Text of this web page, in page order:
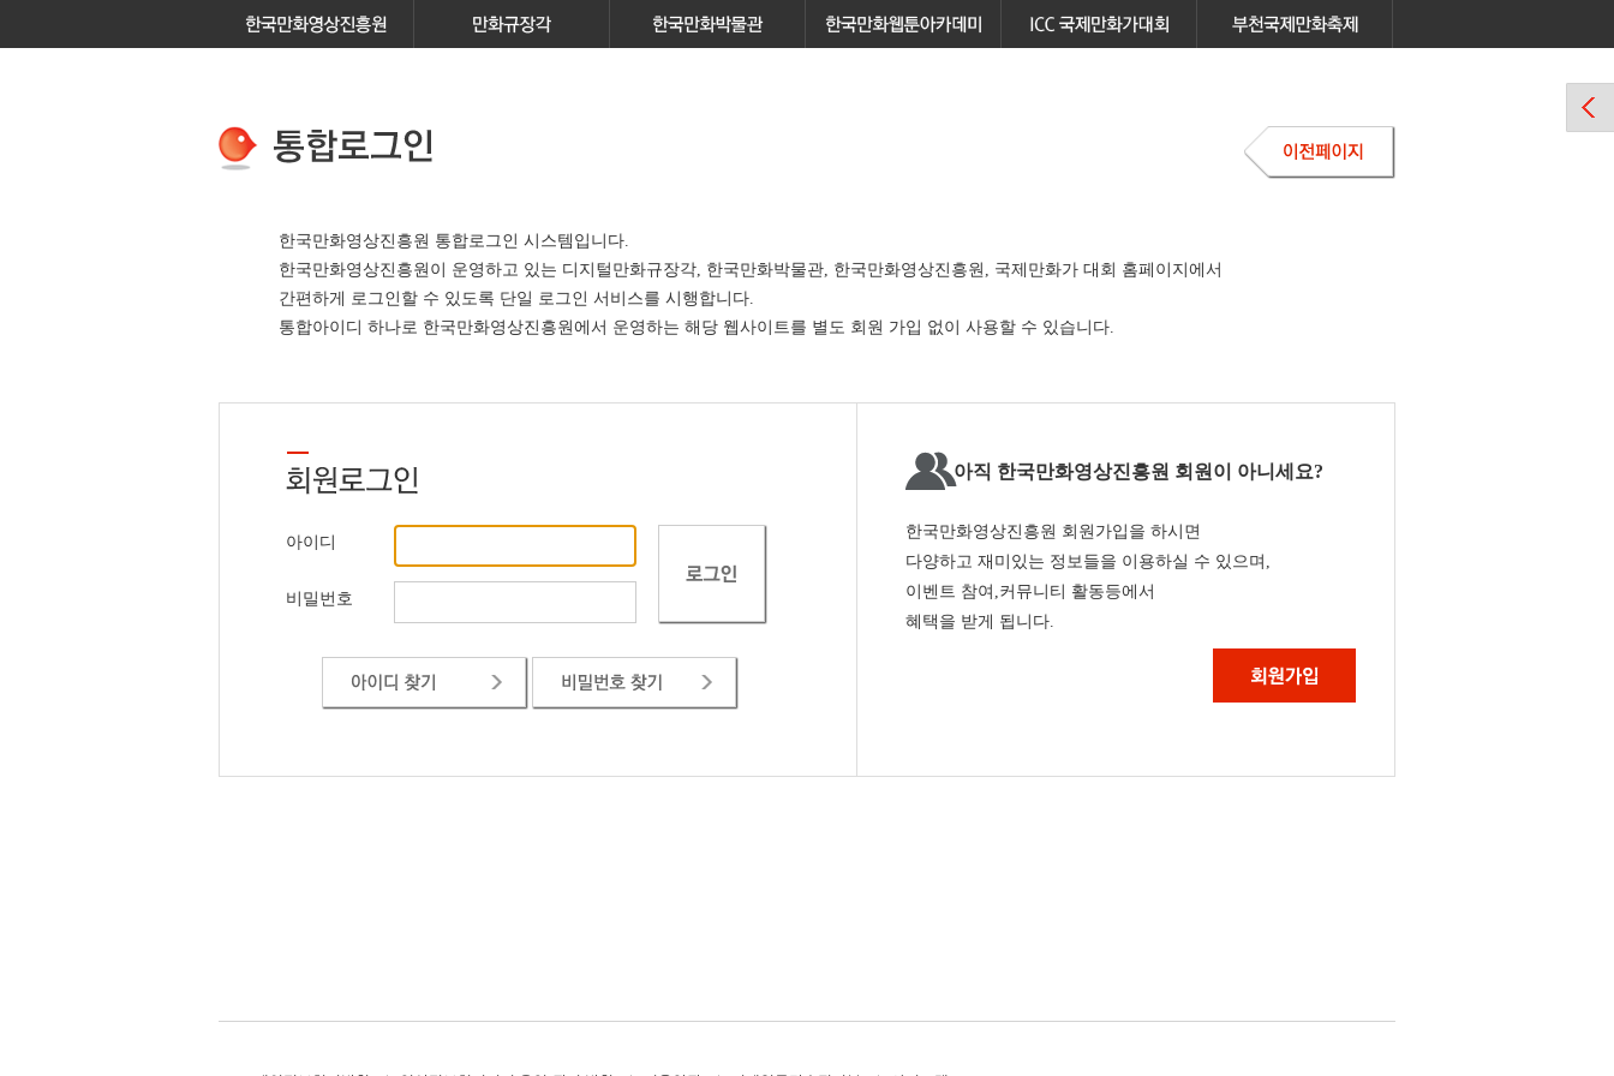
한국만화영상진흥원 통합로그인 시스템입니다.
한국만화영상진흥원이 운영하고 있는 디지털만화규장각, 한국만화박물관, 한국만화영상진흥원, 국제만화가 대회 홈페이지에서
간편하게 로그인할 수 있도록 단일 로그인 서비스를 시행합니다.
통합아이디 하나로 한국만화영상진흥원에서 운영하는 해당 웹사이트를 별도 회원 가입 없이 사용할 수 있습니다.
아이디
비밀번호
아직 한국만화영상진흥원 회원이 아니세요?
한국만화영상진흥원 회원가입을 하시면
다양하고 재미있는 정보들을 이용하실 수 있으며,
이벤트 참여,커뮤니티 활동등에서
혜택을 받게 됩니다.